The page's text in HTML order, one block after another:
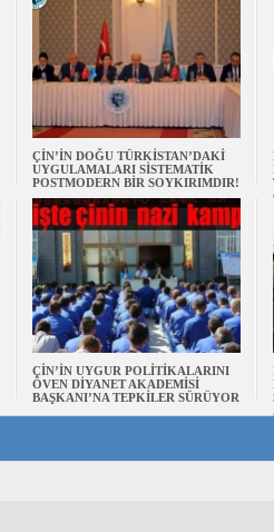
ÇİN’İN DOĞU TÜRKİSTAN’DAKİ
UYGULAMALARI SİSTEMATİK
POSTMODERN BİR SOYKIRIMDIR!
ÇİN’İN UYGUR POLİTİKALARINI
ÖVEN DİYANET AKADEMİSİ
BAŞKANI’NA TEPKİLER SÜRÜYOR